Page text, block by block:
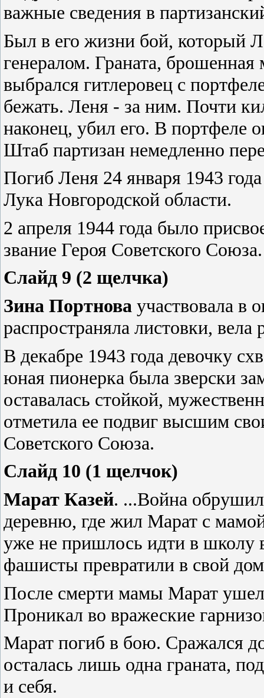
важные сведения в
Был в его жизни бой, который
генералом. Граната,
выбрался гитлеровец с
бежать. Леня - за ним. Почти
наконец, убил его. В портфеле
Штаб партизан немедленно
Погиб Леня 24 января 1943
Лука Новгородской области.
2 апреля 1944 года было
звание Героя Советского
Слайд 9 (2 щелчка)
Зина Портнова участвовала в
распространяла листовки, вела
В декабре 1943 года девочку
юная пионерка была зверски
оставалась стойкой,
отметила ее подвиг высшим
Советского Союза.
Слайд 10 (1 щелчок)
Марат Казей. ...Война
деревню, где жил Марат с
уже не пришлось идти в школу
фашисты превратили в свой
После смерти мамы Марат ушел
Проникал во вражеские
Марат погиб в бою. Сражался
осталась лишь одна граната,
и себя.